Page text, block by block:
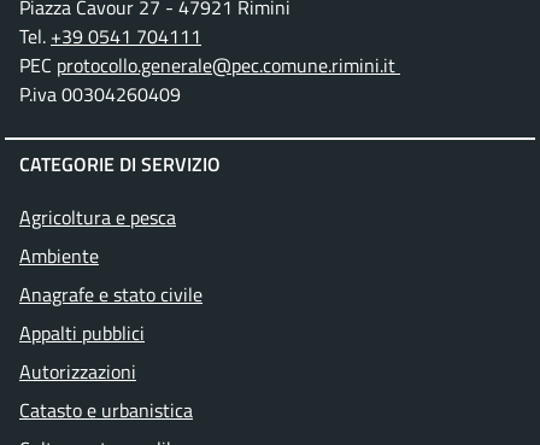
Piazza Cavour 27 - 47921 Rimini
Tel. +39 0541 704111
PEC protocollo.generale@pec.comune.rimini.it
P.iva 00304260409
CATEGORIE DI SERVIZIO
Agricoltura e pesca
Ambiente
Anagrafe e stato civile
Appalti pubblici
Autorizzazioni
Catasto e urbanistica